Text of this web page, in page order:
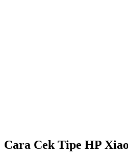
Cara Cek Tipe HP